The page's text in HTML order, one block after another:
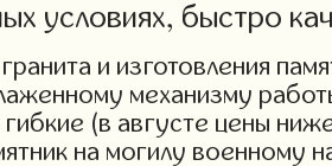
условиях, быстро
и изготовления
механизму
(в августе цены
на могилу военному